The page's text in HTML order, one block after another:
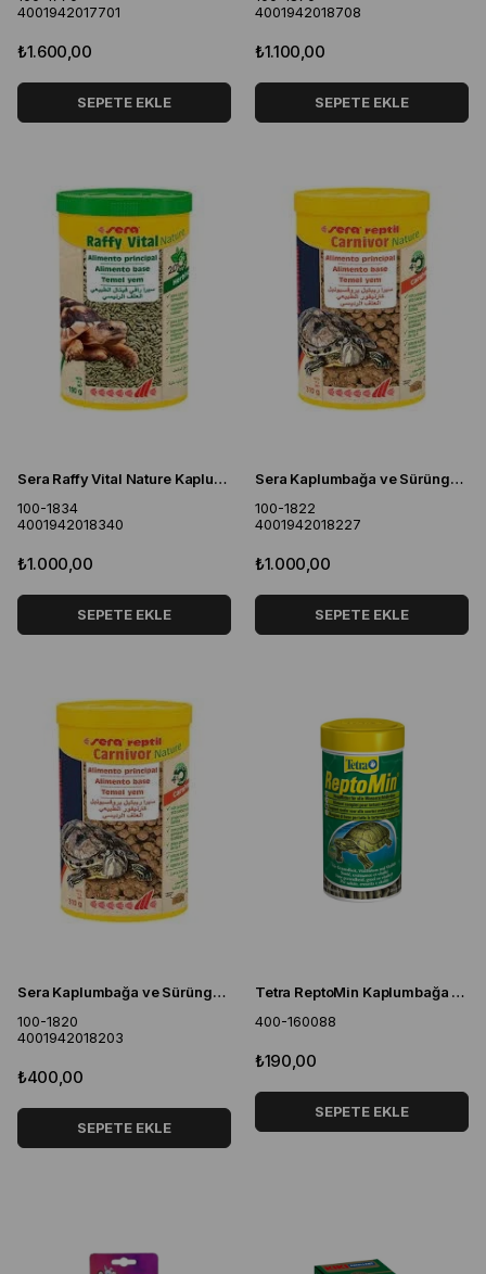
4001942017701
₺1.600,00
SEPETE EKLE
4001942018708
₺1.100,00
SEPETE EKLE
Sera Raffy Vital Nature Kaplumbağa Yemi 1000 ML
100-1834
4001942018340
₺1.000,00
SEPETE EKLE
Sera Kaplumbağa ve Sürüngen Yemi Etçil Nature 1000 ML
100-1822
4001942018227
₺1.000,00
SEPETE EKLE
Sera Kaplumbağa ve Sürüngen Yemi Etçil Nature 250 ML
100-1820
4001942018203
₺400,00
SEPETE EKLE
Tetra ReptoMin Kaplumbağa Yemi 100 ml
400-160088
₺190,00
SEPETE EKLE